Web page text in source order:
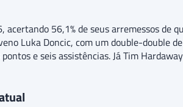
56,1% de seus arremessos de
Luka Doncic, com um double-double
e seis assistências. Já Tim